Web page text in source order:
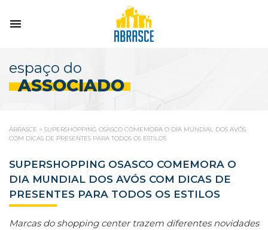
espaço do
ASSOCIADO
ABRASCE > SUPERSHOPPING OSASCO COMEMORA O DIA MUNDIAL DOS AVÓS
COM DICAS DE PRESENTES PARA TODOS OS ESTILOS
SUPERSHOPPING OSASCO COMEMORA O
DIA MUNDIAL DOS AVÓS COM DICAS DE
PRESENTES PARA TODOS OS ESTILOS
Marcas do shopping center trazem diferentes novidades